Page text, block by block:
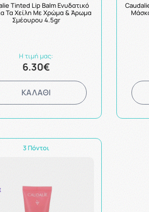
Tinted Lip Balm Ενυδατικό
Τα Χείλη Με Χρώμα & Άρωμα
Σμέουρου 4.5gr
Η τιμή μας:
6.30€
ΚΑΛΑΘΙ
3 Πόντοι